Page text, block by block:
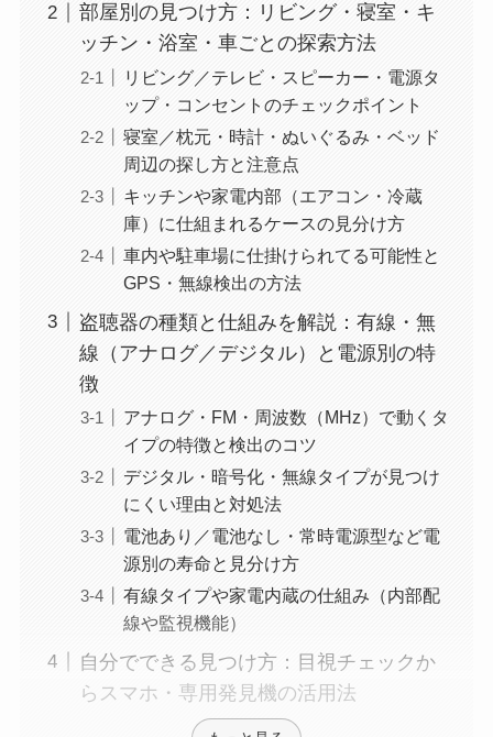
部屋別の見つけ方：リビング・寝室・キ
ッチン・浴室・車ごとの探索方法
リビング／テレビ・スピーカー・電源タ
ップ・コンセントのチェックポイント
寝室／枕元・時計・ぬいぐるみ・ベッド
周辺の探し方と注意点
キッチンや家電内部（エアコン・冷蔵
庫）に仕組まれるケースの見分け方
車内や駐車場に仕掛けられてる可能性と
GPS・無線検出の方法
盗聴器の種類と仕組みを解説：有線・無
線（アナログ／デジタル）と電源別の特
徴
アナログ・FM・周波数（MHz）で動くタ
イプの特徴と検出のコツ
デジタル・暗号化・無線タイプが見つけ
にくい理由と対処法
電池あり／電池なし・常時電源型など電
源別の寿命と見分け方
有線タイプや家電内蔵の仕組み（内部配
線や監視機能）
自分でできる見つけ方：目視チェックか
らスマホ・専用発見機の活用法